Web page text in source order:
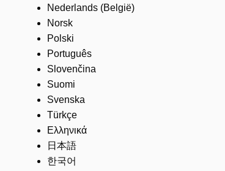
Nederlands (België)
Norsk
Polski
Português
Slovenčina
Suomi
Svenska
Türkçe
Ελληνικά
日本語
한국어